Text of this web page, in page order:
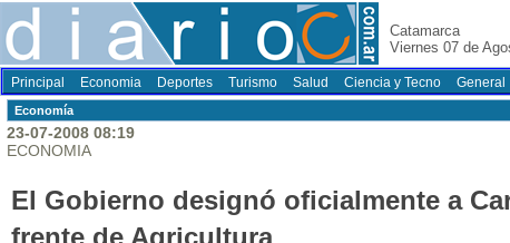
Catamarca
Viernes 07 de
Principal Economia Deportes Turismo Salud Ciencia y Tecno General
Economí­a
23-07-2008 08:19
ECONOMIA
El Gobierno designó oficialmente a
frente de Agricultura